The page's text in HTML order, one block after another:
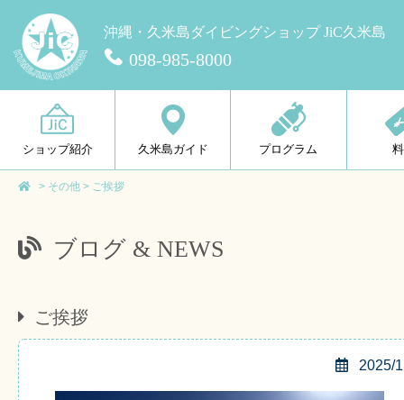
沖縄・久米島ダイビングショップ JiC久米島
098-985-8000
ショップ紹介 久米島ガイド プログラム
> その他 > ご挨拶
ブログ & NEWS
ご挨拶
2025/